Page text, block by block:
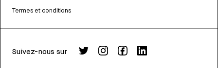
Termes et conditions
Suivez-nous sur